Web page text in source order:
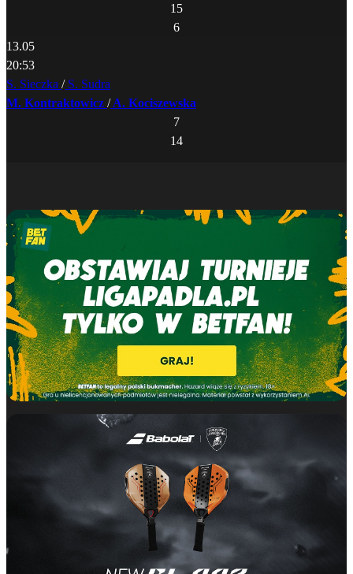
15
6
13.05
20:53
S. Sieczka /S. Sudra
M. Kontraktowicz /A. Kociszewska
7
14